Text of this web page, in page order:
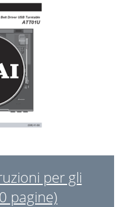
per gli
pagine)